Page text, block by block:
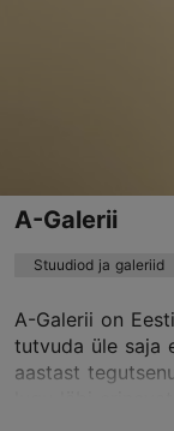
TripAdvisor
Loe rohkem arvustusi
A-Galerii
Stuudiod ja galeriid
A-Galerii on
tutvuda üle saja
aastast